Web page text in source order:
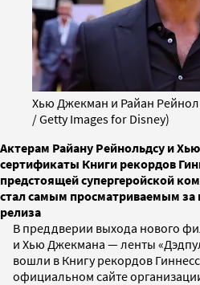
Хью Джекман и Райан
/ Getty Images for Disney)
Актерам Райану Рейнольдсу и
сертификаты Книги рекордов
предстоящей супергеройской
стал самым просматриваемым за
релиза
В преддверии выхода нового
и Хью Джекмана — ленты
вошли в Книгу рекордов
официальном сайте